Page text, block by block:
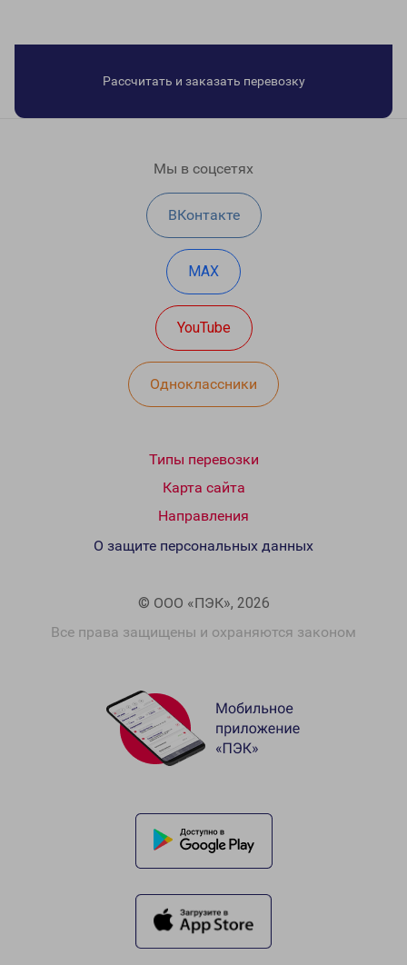
Рассчитать и заказать перевозку
Мы в соцсетях
ВКонтакте
MAX
YouTube
Одноклассники
Типы перевозки
Карта сайта
Направления
© ООО «ПЭК», 2026
Все права защищены и охраняются законом
О защите персональных данных